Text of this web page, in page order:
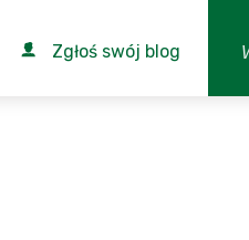
Zgłoś swój blog